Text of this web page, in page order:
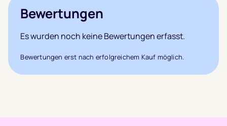
Bewertungen
Es wurden noch keine Bewertungen erfasst.
Bewertungen erst nach erfolgreichem Kauf möglich.